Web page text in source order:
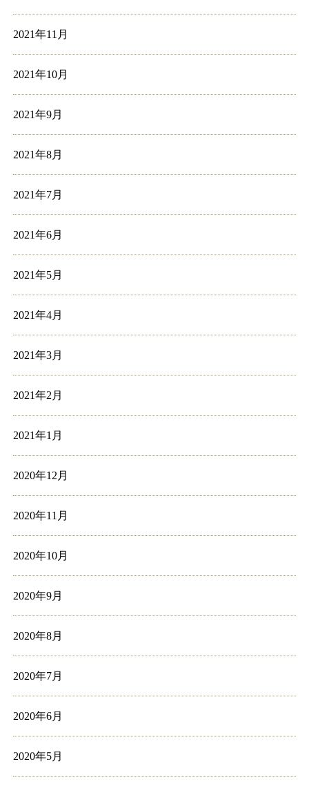
2021年11月
2021年10月
2021年9月
2021年8月
2021年7月
2021年6月
2021年5月
2021年4月
2021年3月
2021年2月
2021年1月
2020年12月
2020年11月
2020年10月
2020年9月
2020年8月
2020年7月
2020年6月
2020年5月